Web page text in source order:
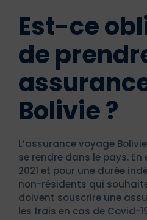
Est-ce
de
Bolivie ?
L’assurance voyage
se rendre dans le pays.
2021 et pour une durée
non-résidents qui
doivent souscrire une
les frais en cas de Covid-